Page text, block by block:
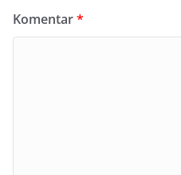
Komentar*